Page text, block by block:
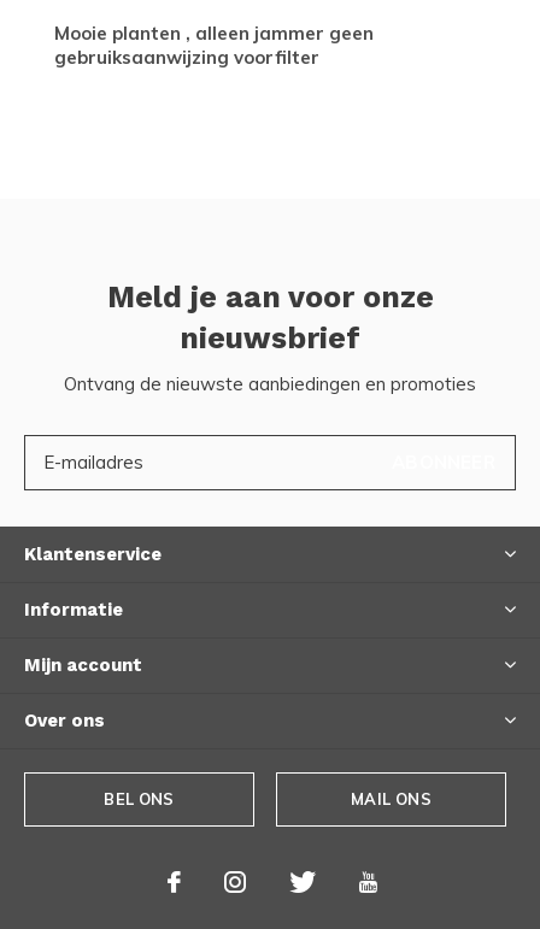
Mooie planten , alleen jammer geen
gebruiksaanwijzing voorfilter
Meld je aan voor onze
nieuwsbrief
Ontvang de nieuwste aanbiedingen en promoties
Klantenservice
Informatie
Mijn account
Over ons
BEL ONS MAIL ONS